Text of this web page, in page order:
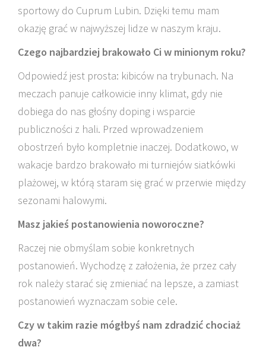
sportowy do Cuprum Lubin. Dzięki temu mam
okazję grać w najwyższej lidze w naszym kraju.
Czego najbardziej brakowało Ci w minionym roku?
Odpowiedź jest prosta: kibiców na trybunach. Na
meczach panuje całkowicie inny klimat, gdy nie
dobiega do nas głośny doping i wsparcie
publiczności z hali. Przed wprowadzeniem
obostrzeń było kompletnie inaczej. Dodatkowo, w
wakacje bardzo brakowało mi turniejów siatkówki
plażowej, w którą staram się grać w przerwie między
sezonami halowymi.
Masz jakieś postanowienia noworoczne?
Raczej nie obmyślam sobie konkretnych
postanowień. Wychodzę z założenia, że przez cały
rok należy starać się zmieniać na lepsze, a zamiast
postanowień wyznaczam sobie cele.
Czy w takim razie mógłbyś nam zdradzić chociaż
dwa?